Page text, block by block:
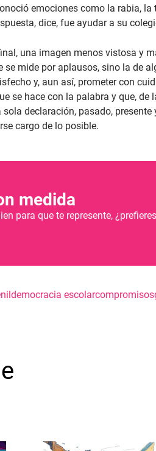
emociones como la rabia,
dice, fue ayudar a su
una imagen menos vistosa y
mide por aplausos, sino la de
y, aun así, prometer con
se hace con la palabra y que,
declaración, pasado,
cargo de lo posible.
medida
para que te represente,
democracia escolarcompromisos